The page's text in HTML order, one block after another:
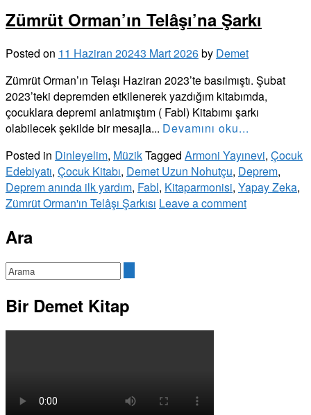
Zümrüt Orman’ın Telâşı’na Şarkı
Posted on 11 Haziran 20243 Mart 2026by Demet
Zümrüt Orman’ın Telaşı Haziran 2023’te basılmıştı. Şubat
2023’teki depremden etkilenerek yazdığım kitabımda,
çocuklara depremi anlatmıştım ( Fabl) Kitabımı şarkı
olabilecek şekilde bir mesajla... Devamını oku...
Posted in Dinleyelim, MüzikTagged Armoni Yayınevi, Çocuk
Edebiyatı, Çocuk Kitabı, Demet Uzun Nohutçu, Deprem,
Deprem anında ilk yardım, Fabl, Kitaparmonisi, Yapay Zeka,
Zümrüt Orman'ın Telâşı Şarkısı Leave a comment
Ara
Bir Demet Kitap